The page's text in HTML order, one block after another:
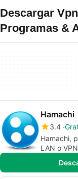
Descargar
Programas &
Hamachi
3.4
Hamachi,
LAN o VPN